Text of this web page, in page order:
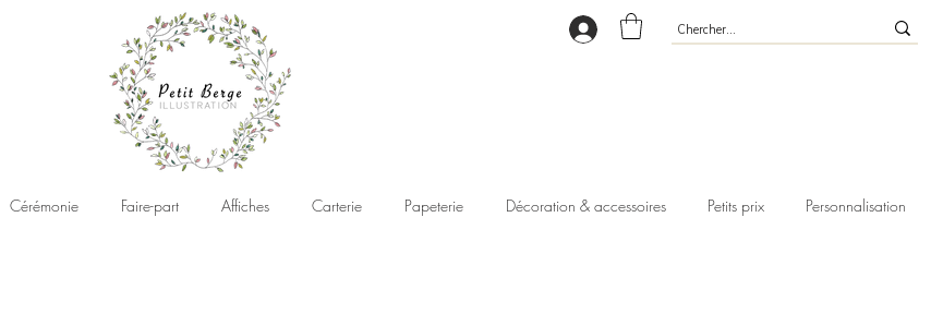
Cérémonie Faire-part Affiches Carterie Papeterie Décoration & accessoires Petits prix Personnalisation